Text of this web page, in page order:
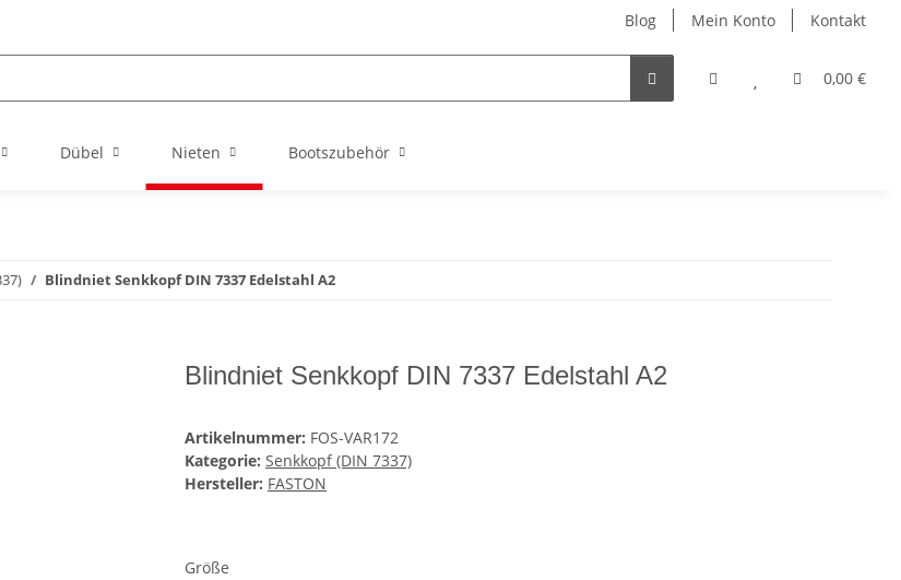
Blog Mein Konto Kontakt
0,00 €
Dübel Nieten Bootszubehör
Blindniet Senkkopf DIN 7337 Edelstahl A2
Blindniet Senkkopf DIN 7337 Edelstahl A2
Artikelnummer: FOS-VAR172
Kategorie: Senkkopf (DIN 7337)
Hersteller: FASTON
Größe